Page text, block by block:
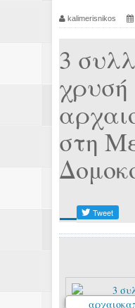
kalimerisnikos
3
χρυσή
στη